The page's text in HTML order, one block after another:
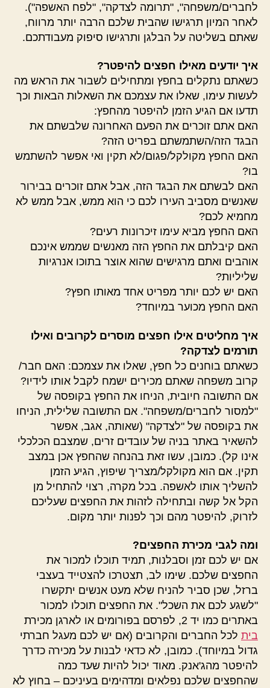
לחברים/משפחה", "תרומה לצדקה", "לפח האשפה").
לאחר המיון תרגישו שהבית שלכם הרבה יותר מרווח,
שאתם בשליטה על הבלגן ותרגישו סיפוק מעבודתכם.
איך יודעים מאילו חפצים להיפטר?
כשאתם נתקלים בחפץ ומתחילים לשבור את הראש מה
לעשות עימו, שאלו את עצמכם את השאלות הבאות וכך
תדעו אם הגיע הזמן להיפטר מהחפץ:
האם אתם זוכרים את הפעם האחרונה שלבשתם את
הבגד הזה/השתמשתם בפריט הזה?
האם החפץ מקולקל/פגום/לא תקין ואי אפשר להשתמש
בו?
האם לבשתם את הבגד הזה, אבל אתם זוכרים בבירור
שאנשים מסביב העירו לכם כי הוא ממש, אבל ממש לא
מחמיא לכם?
האם החפץ מביא עימו זיכרונות רעים?
האם קיבלתם את החפץ הזה מאנשים שממש אינכם
אוהבים ואתם מרגישים שהוא אוצר בתוכו אנרגיות
שליליות?
האם יש לכם יותר מפריט אחד מאותו חפץ?
האם החפץ מכוער במיוחד?
איך מחליטים אילו חפצים מוסרים לקרובים ואילו
תורמים לצדקה?
כשאתם בוחנים כל חפץ, שאלו את עצמכם: האם חבר/
קרוב משפחה שאתם מכירים ישמח לקבל אותו לידיו?
אם התשובה חיובית, הניחו את החפץ בקופסה של
"למסור לחברים/משפחה". אם התשובה שלילית, הניחו
את בקופסה של "לצדקה" (שאותה, אגב, אפשר
להשאיר באתר בניה של עובדים זרים, שמצבם הכלכלי
אינו קל). כמובן, עשו זאת בהנחה שהחפץ אכן במצב
תקין. אם הוא מקולקל/מצריך שיפוץ, הגיע הזמן
להשליך אותו לאשפה. בכל מקרה, רצוי להתחיל מן
הקל אל קשה ובתחילה לזהות את החפצים שעליכם
לזרוק, להיפטר מהם וכך לפנות יותר מקום.
ומה לגבי מכירת החפצים?
אם יש לכם זמן וסבלנות, תמיד תוכלו למכור את
החפצים שלכם. שימו לב, תצטרכו להצטייד בעצבי
ברזל, שכן סביר להניח שלא מעט אנשים יתקשרו
"לשגע לכם את השכל". את החפצים תוכלו למכור
באתרים כמו יד 2, לפרסם בפורומים או לארגן מכירת
בית לכל החברים והקרובים (אם יש לכם מעגל חברתי
גדול במיוחד). כמובן, לא כדאי לבנות על מכירה כדרך
להיפטר מהג'אנק. מאוד יכול להיות שעד כמה
שהחפצים שלכם נפלאים ומדהימים בעיניכם – בחוץ לא